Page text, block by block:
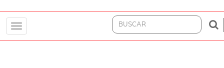
Toggle